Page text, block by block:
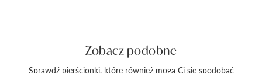
Zobacz podobne
Sprawdź pierścionki, które również mogą Ci się spodobać